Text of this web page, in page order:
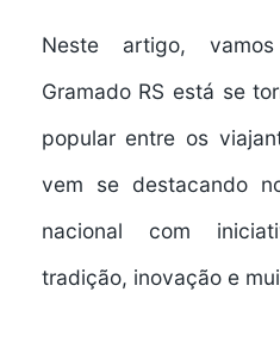
Neste artigo,
Gramado RS está se
popular entre os
vem se destacando
nacional com
tradição, inovação e